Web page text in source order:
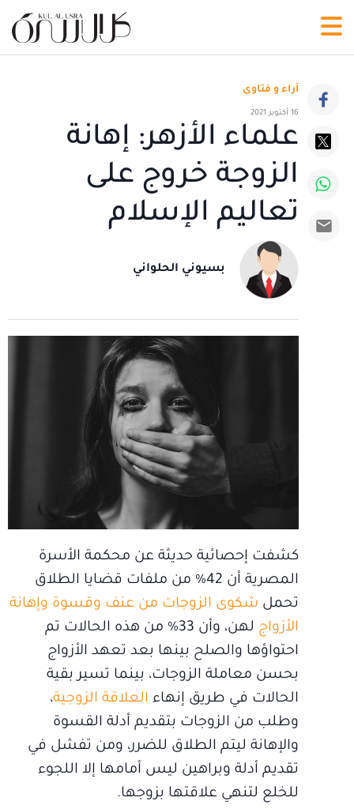
آراء و فتاوى
16 أكتوبر 2021
علماء الأزهر: إهانة
الزوجة خروج على
تعاليم الإسلام
بسيوني الحلواني
كشفت إحصائية حديثة عن محكمة الأسرة
المصرية أن 42% من ملفات قضايا الطلاق
تحمل شكوى الزوجات من عنف وقسوة وإهانة
الأزواج
لهن، وأن 33% من هذه الحالات تم
احتواؤها والصلح بينها بعد تعهد الأزواج
بحسن معاملة الزوجات، بينما تسير بقية
الحالات في طريق إنهاء العلاقة الزوجية،
وطلب من الزوجات بتقديم أدلة القسوة
والإهانة ليتم الطلاق للضرر، ومن تفشل في
تقديم أدلة وبراهين ليس أمامها إلا اللجوء
للخلع لتنهي علاقتها بزوجها.